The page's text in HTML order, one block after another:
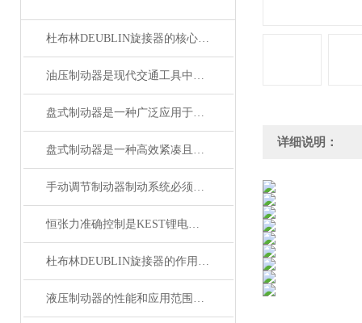
杜布林DEUBLIN旋接器的核心在于转子与外壳之间的相对旋转
油压制动器是现代交通工具中常见的制动系统
盘式制动器是一种广泛应用于各类车辆和机械设备的制动系统
盘式制动器是一种高效紧凑且散热性能好的制动系统
手动调节制动器制动系统必须具备的功能
恒张力准确控制是KEST锂电池滑差轴的核心功能
杜布林DEUBLIN旋接器的作用主要体现在以下几个方面
液压制动器的性能和应用范围还将不断拓展和*
详细说明：